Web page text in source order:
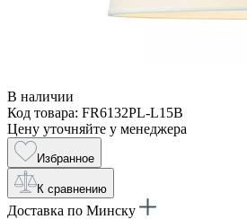
В наличии
Код товара: FR6132PL-L15B
Цену уточняйте у менеджера
Избранное
К сравнению
Доставка по Минску